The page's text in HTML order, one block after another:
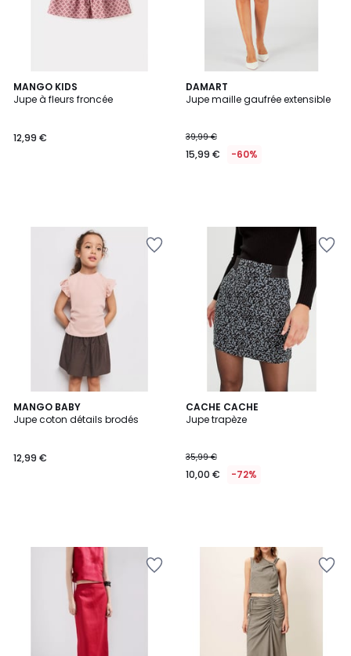
MANGO KIDS
Jupe à fleurs froncée
12,99 €
DAMART
Jupe maille gaufrée extensible
39,99 €
15,99 € -60%
MANGO BABY
Jupe coton détails brodés
12,99 €
CACHE CACHE
Jupe trapèze
35,99 €
10,00 € -72%